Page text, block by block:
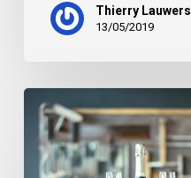
Thierry Lauwers
13/05/2019